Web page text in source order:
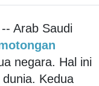
Arab Saudi
negara. Hal ini
Kedua